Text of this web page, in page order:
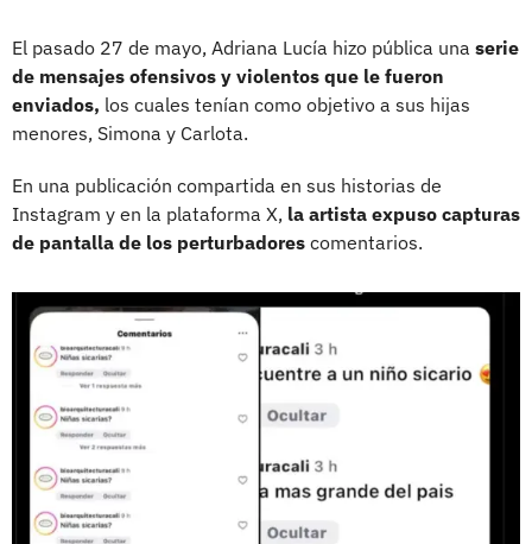
El pasado 27 de mayo, Adriana Lucía hizo pública una serie
de mensajes ofensivos y violentos que le fueron
enviados, los cuales tenían como objetivo a sus hijas
menores, Simona y Carlota.
En una publicación compartida en sus historias de
Instagram y en la plataforma X, la artista expuso capturas
de pantalla de los perturbadores comentarios.